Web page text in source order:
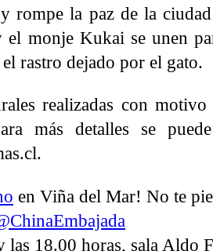
rompe la paz de la
monje Kukai se unen
rastro dejado por el gato.
realizadas con
más detalles se
en Viña del Mar! No te
las 18.00 horas, sala Aldo